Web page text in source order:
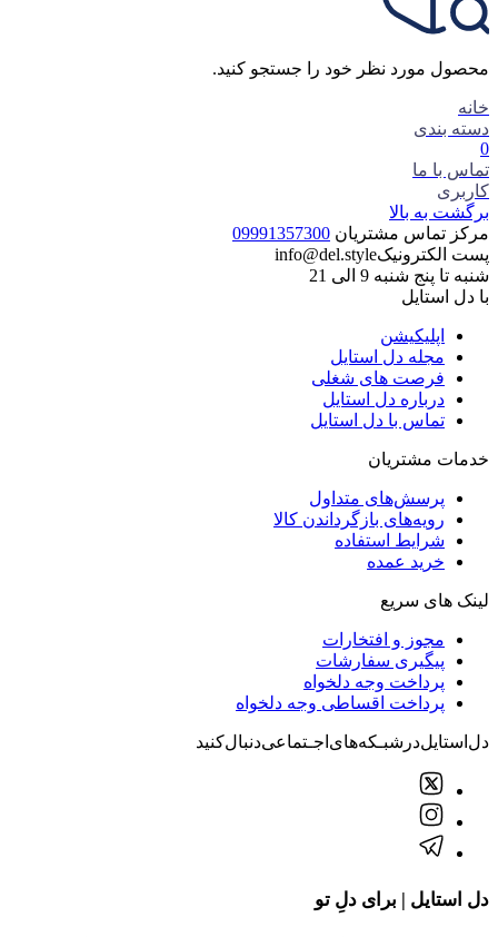
محصول مورد نظر خود را جستجو کنید.
خانه
دسته بندی
0
تماس با ما
کاربری
برگشت به بالا
مرکز تماس مشتریان 09991357300
پست الکترونیکinfo@del.style
شنبه تا پنج شنبه 9 الی 21
با دل استایل
اپلیکیشن
مجله دل استایل
فرصت های شغلی
درباره دل استایل
تماس با دل استایل
خدمات مشتریان
پرسش‌های متداول
رویه‌های بازگرداندن کالا
شرایط استفاده
خرید عمده
لینک های سریع
مجوز و افتخارات
پیگیری سفارشات
پرداخت وجه دلخواه
پرداخت اقساطی وجه دلخواه
دل‌استایل‌در‌‌شبـکه‌های‌اجـتماعی‌دنبال‌کنید
دل استایل | برای دلِ تو